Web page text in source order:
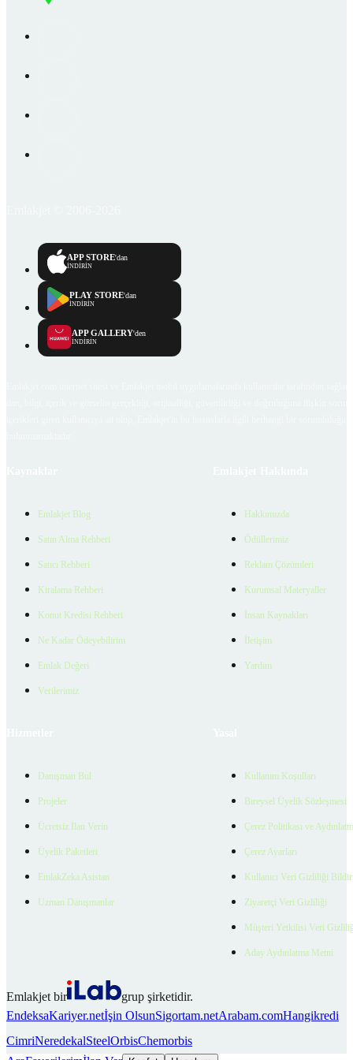
APP STORE'dan
İNDİRİN
PLAY STORE'dan
İNDİRİN
APP GALLERY'den
İNDİRİN
Emlakjet Blog
Satın Alma Rehberi
Satıcı Rehberi
Kiralama Rehberi
Konut Kredisi Rehberi
Ne Kadar Ödeyebilirim
Emlak Değeri
Verilerimiz
Hakkımızda
Ödüllerimiz
Reklam Çözümleri
Kurumsal Materyaller
İnsan Kaynakları
İletişim
Yardım
Danışman Bul
Projeler
Ücretsiz İlan Verin
Üyelik Paketleri
EmlakZeka Asistan
Uzman Danışmanlar
Kullanım Koşulları
Bireysel Üyelik Sözleşmesi
Çerez Politikası ve
Çerez Ayarları
Kullanıcı Veri Gizliliği
Ziyaretçi Veri Gizliliği
Müşteri Yetkilisi Veri
Aday Aydınlatma Metni
Emlakjet bir
grup şirketidir.
EndeksaKariyer.netİşin OlsunSigortam.netArabam.comHangikredi
CimriNeredekalSteelOrbisChemorbis